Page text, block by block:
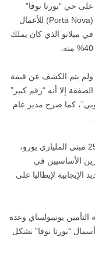
على حي “بورتا نوفا”
(Porta Nova) للأعمال
في ميلانو الذي كان يملك
40% منه.
ولم يتم الكشف عن قيمة
الصفقة إلا أنه “رقم كبير”
كما صرح مدير عام
وتفوق قيمة حي الأعمال “بورتا نوفا” الذي يضم 25 مبنى الملياري يورو،
الأساسيين في
لإيطاليا على
يونيبولساي وعدة
“بورتا نوفا” بشكل